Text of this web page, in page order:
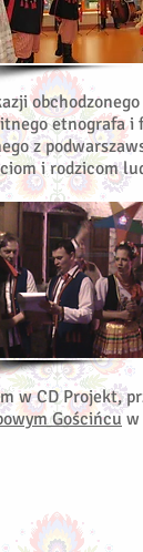
etnografa i
z
i rodzicom
w CD Projekt,
Gościńcuw